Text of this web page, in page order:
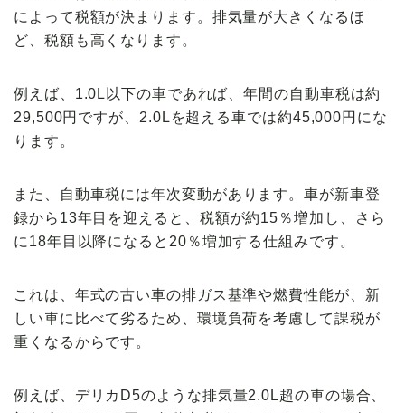
によって税額が決まります。排気量が大きくなるほ
ど、税額も高くなります。
例えば、1.0L以下の車であれば、年間の自動車税は約
29,500円 ですが、2.0Lを超える車では約45,000円 にな
ります。
また、自動車税には年次変動があります。車が新車登
録から 13年目 を迎えると、税額が約15％増加 し、さら
に18年目以降になると 20％増加する仕組みです。
これは、年式の古い車の排ガス基準や燃費性能が、新
しい車に比べて劣るため、環境負荷を考慮して課税が
重く なるからです。
例えば、デリカD5のような排気量2.0L超の車の場合、